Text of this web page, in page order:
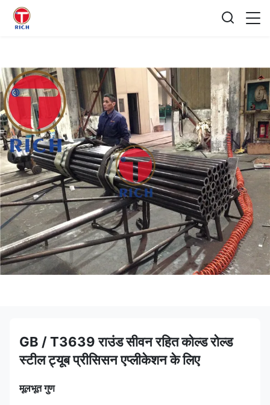
GB / T3639 राउंड सीवन रहित कोल्ड रोल्ड
स्टील ट्यूब प्रीसिसन एप्लीकेशन के लिए
मूलभूत गुण